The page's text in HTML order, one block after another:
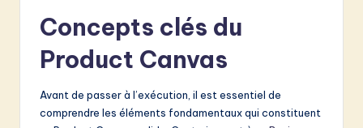
wConcepts clés du
Product Canvas
Avant de passer à l’exécution, il est essentiel de
comprendre les éléments fondamentaux qui constituent